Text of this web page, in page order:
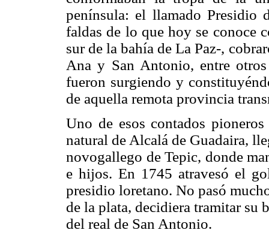
península: el llamado Presidio
faldas de lo que hoy se conoce
sur de la bahía de La Paz-,
Ana y San Antonio, entre
fueron surgiendo y
de aquella remota provincia
Uno de esos contados
natural de Alcalá de Guadaira,
novogallego de Tepic, donde
e hijos. En 1745 atravesó el
presidio loretano. No pasó
de la plata, decidiera tramitar su
del real de San Antonio.